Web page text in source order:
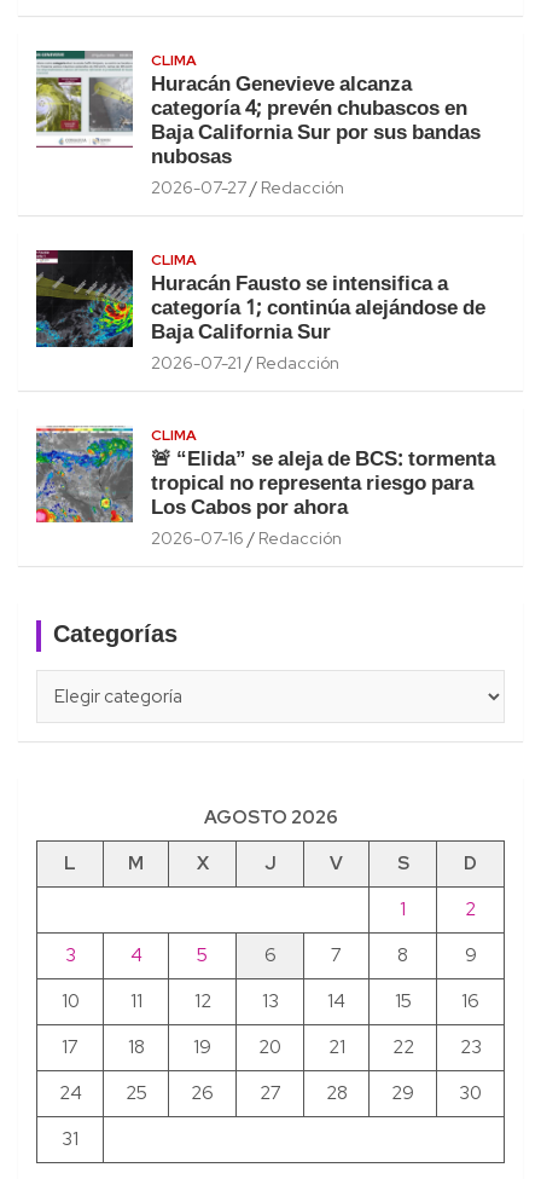
CLIMA
Huracán Genevieve alcanza
categoría 4; prevén chubascos en
Baja California Sur por sus bandas
nubosas
2026-07-27 Redacción
CLIMA
Huracán Fausto se intensifica a
categoría 1; continúa alejándose de
Baja California Sur
2026-07-21 Redacción
CLIMA
🚨 “Elida” se aleja de BCS: tormenta
tropical no representa riesgo para
Los Cabos por ahora
2026-07-16 Redacción
Categorías
AGOSTO 2026
L
M X J V S
D
1
2
3
4 5 6 7 8
9
10
11 12 13 14 15
16
17
18 19 20 21 22
23
24
25 26 27 28 29
30
31